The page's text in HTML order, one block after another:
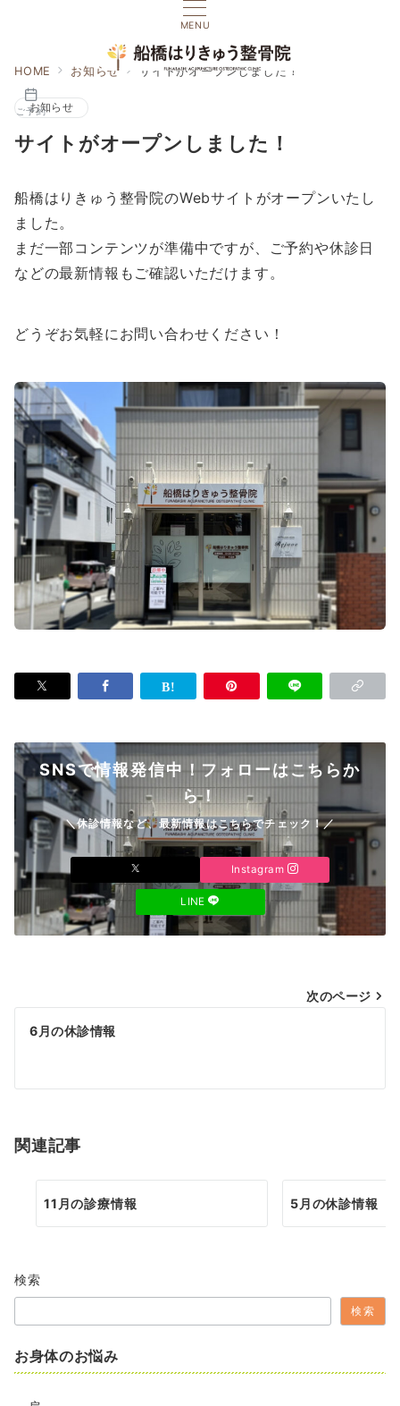
MENU
ご予約
HOME お知らせ サイトがオープンしました！
お知らせ
サイトがオープンしました！
船橋はりきゅう整骨院のWebサイトがオープンいたし
ました。
まだ一部コンテンツが準備中ですが、ご予約や休診日
などの最新情報もご確認いただけます。
どうぞお気軽にお問い合わせください！
SNSで情報発信中！フォローはこちらか
ら！
＼休診情報など、最新情報はこちらでチェック！／
Instagram
LINE
稿
ビ
ー
次のページ
6月の休診情報
関連記事
11月の診療情報 5月の休診情報
検索
検索
お身体のお悩み